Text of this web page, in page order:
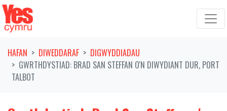
Symud ymlaen o'r llywio
HAFAN DIWEDDARAF
DIGWYDDIADAU
GWRTHDYSTIAD: BRAD SAN STEFFAN O'N DIWYDIANT DUR, PORT
TALBOT